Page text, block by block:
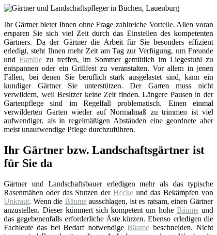
Ihr Gärtner bietet Ihnen ohne Frage zahlreiche Vorteile. Allen voran
ersparen Sie sich viel Zeit durch das Einstellen des kompetenten
Gärtners. Da der Gärtner die Arbeit für Sie besonders effizient
erledigt, steht Ihnen mehr Zeit am Tag zur Verfügung, um Freunde
undFamilie zu treffen, im Sommer gemütlich im Liegestuhl zu
entspannen oder ein Grillfest zu veranstalten. Vor allem in jenen
Fällen, bei denen Sie beruflich stark ausgelastet sind, kann ein
kundiger Gärtner Sie unterstützen. Der Garten muss nicht
verwildern, weil Besitzer keine Zeit finden. Längere Pausen in der
Gartenpflege sind im Regelfall problematisch. Einen einmal
verwilderten Garten wieder auf Normalmaß zu trimmen ist viel
aufwendiger, als in regelmäßigen Abständen eine geordnete aber
meist unaufwendige Pflege durchzuführen.
Ihr Gärtner bzw. Landschaftsgärtner ist
für Sie da
Gärtner und Landschaftsbauer erledigen mehr als das typische
Rasenmähen oder das Stutzen der Heckeund das Bekämpfen von
Unkraut. Wenn die Bäumeausschlagen, ist es ratsam, einen Gärtner
anzustellen. Dieser kümmert sich kompetent um hohe Bäumeund
das gegebenenfalls erforderliche Äste kürzen. Ebenso erledigen die
Fachleute das bei Bedarf notwendigeBäume beschneiden. Nicht